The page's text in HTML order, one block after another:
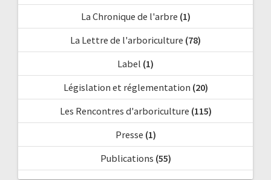
La Chronique de l'arbre (1)
La Lettre de l'arboriculture (78)
Label (1)
Législation et réglementation (20)
Les Rencontres d'arboriculture (115)
Presse (1)
Publications (55)